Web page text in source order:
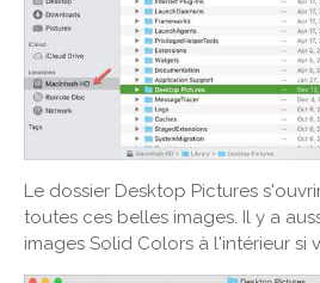
Le dossier Desktop Pictures
toutes ces belles images. Il y a
images Solid Colors à l'intérieur si